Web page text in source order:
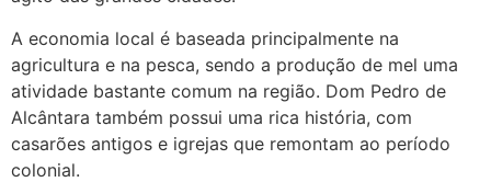
A economia local é baseada principalmente na
agricultura e na pesca, sendo a produção de mel uma
atividade bastante comum na região. Dom Pedro de
Alcântara também possui uma rica história, com
casarões antigos e igrejas que remontam ao período
colonial.
(879121**** em
http://www.proaborto.com)
Deve ser um corrimento normal
mesmo